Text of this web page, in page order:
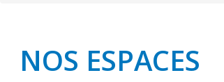
NOS ESPACES